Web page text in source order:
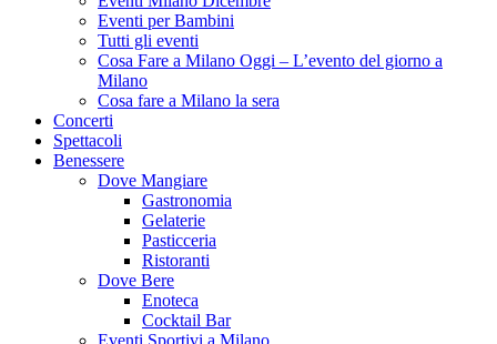
Eventi per Bambini
Tutti gli eventi
Cosa Fare a Milano Oggi – L’evento del giorno a
Milano
Cosa fare a Milano la sera
Concerti
Spettacoli
Benessere
Dove Mangiare
Gastronomia
Gelaterie
Pasticceria
Ristoranti
Dove Bere
Enoteca
Cocktail Bar
Eventi Sportivi a Milano